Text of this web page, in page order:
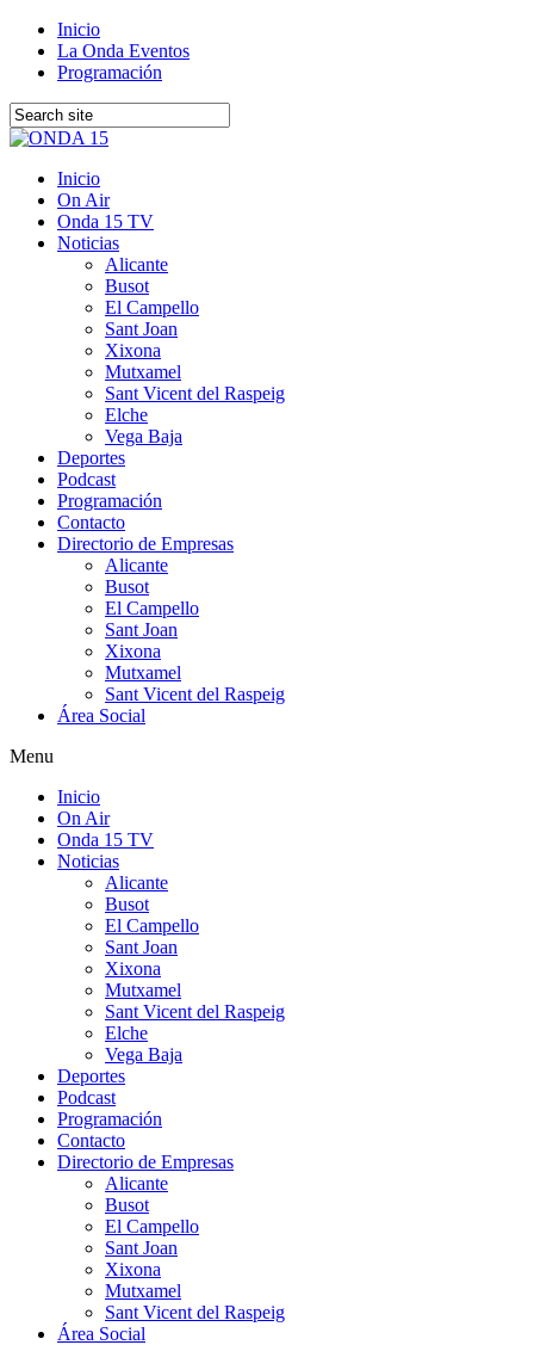
Inicio
La Onda Eventos
Programación
Inicio
On Air
Onda 15 TV
Noticias
Alicante
Busot
El Campello
Sant Joan
Xixona
Mutxamel
Sant Vicent del Raspeig
Elche
Vega Baja
Deportes
Podcast
Programación
Contacto
Directorio de Empresas
Alicante
Busot
El Campello
Sant Joan
Xixona
Mutxamel
Sant Vicent del Raspeig
Área Social
Menu
Inicio
On Air
Onda 15 TV
Noticias
Alicante
Busot
El Campello
Sant Joan
Xixona
Mutxamel
Sant Vicent del Raspeig
Elche
Vega Baja
Deportes
Podcast
Programación
Contacto
Directorio de Empresas
Alicante
Busot
El Campello
Sant Joan
Xixona
Mutxamel
Sant Vicent del Raspeig
Área Social